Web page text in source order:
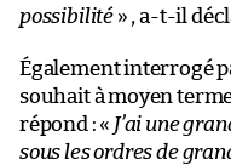
possibilité » , a-t-il
Également interrogé
souhait à moyen
répond : « J’ai une
sous les ordres de